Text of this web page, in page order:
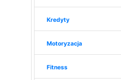
Kredyty
Motoryzacja
Fitness